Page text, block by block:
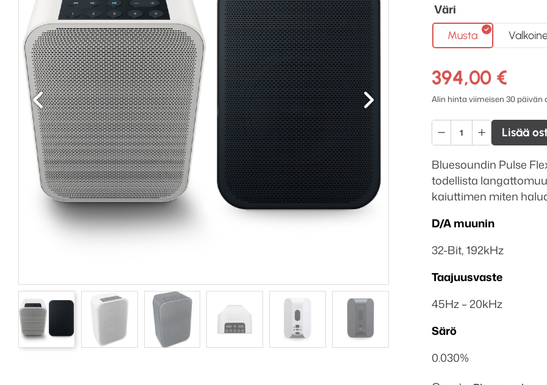
Edellinen Seuraava
Väri
Musta
394,00 €
Alin hinta viimeisen 30 päivän
Bluesound
Pulse
Flex
2i
langaton
määrä
Lisää
Bluesoundin Pulse
todellista
kaiuttimen miten
D/A muunin
32-Bit, 192kHz
Taajuusvaste
45Hz – 20kHz
Särö
0.030%